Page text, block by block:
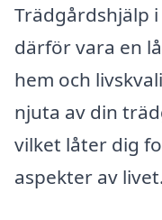
Trädgårdshjälp
därför vara en
hem och
njuta av din
vilket låter dig
aspekter av livet.